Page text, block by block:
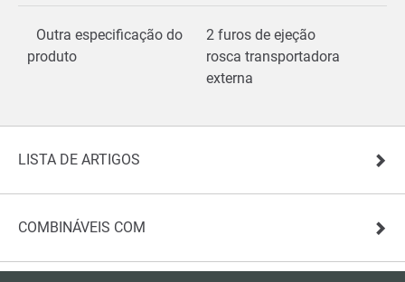
Outra especificação do
produto
2 furos de ejeção
rosca transportadora
externa
LISTA DE ARTIGOS
COMBINÁVEIS COM